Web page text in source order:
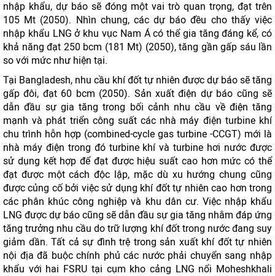
nhập khẩu, dự báo ​​sẽ đóng một vai trò quan trọng, đạt trên
105 Mt (2050). Nhìn chung, các dự báo đều cho thấy việc
nhập khẩu LNG ở khu vục Nam Á có thể gia tăng đáng kể, có
khả năng đạt 250 bcm (181 Mt) (2050), tăng gần gấp sáu lần
so với mức như hiện tại.
Tại Bangladesh, nhu cầu khí đốt tự nhiên được dự báo sẽ tăng
gấp đôi, đạt 60 bcm (2050). Sản xuất điện dự báo ​​cũng sẽ
dẫn đầu sự gia tăng trong bối cảnh nhu cầu về điện tăng
mạnh và phát triển công suất các nhà máy điện turbine khí
chu trình hỗn hợp (combined-cycle gas turbine -CCGT) mới là
nhà máy điện trong đó turbine khí và turbine hơi nước được
sử dụng kết hợp để đạt được hiệu suất cao hơn mức có thể
đạt được một cách độc lập, mặc dù xu hướng chung cũng
được củng cố bởi việc sử dụng khí đốt tự nhiên cao hơn trong
các phân khúc công nghiệp và khu dân cư. Việc nhập khẩu
LNG được dự báo cũng sẽ dẫn đầu sự gia tăng nhằm đáp ứng
tăng trưởng nhu cầu do trữ lượng khí đốt trong nước đang suy
giảm dần. Tất cả sự đình trệ trong sản xuất khí đốt tự nhiên
nội địa đã buộc chính phủ các nước phải chuyển sang nhập
khẩu với hai FSRU tại cụm kho cảng LNG nổi Moheshkhali